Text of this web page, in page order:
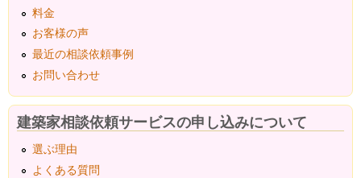
料金
お客様の声
最近の相談依頼事例
お問い合わせ
建築家相談依頼サービスの申し込みについて
選ぶ理由
よくある質問